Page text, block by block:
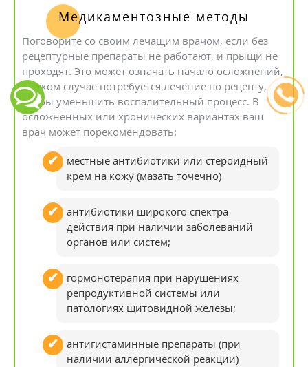
Медикаментозные методы
Поговорите со своим лечащим врачом, если без
рецептурные препараты не работают, и прыщи не
проходят. Это может означать начало осложнений,
в таком случае потребуется лечение по рецепту,
чтобы уменьшить воспалительный процесс. В
осложненных или хронических вариантах ваш
врач может порекомендовать:
местные антибиотики или стероидный
крем на кожу (мазать точечно)
антибиотики широкого спектра
действия при наличии заболеваний
органов или систем;
гормонотерапия при нарушениях
репродуктивной системы или
патологиях щитовидной железы;
антигистаминные препараты (при
наличии аллергической реакции)